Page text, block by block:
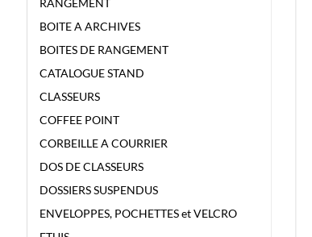
RANGEMENT
BOITE A ARCHIVES
BOITES DE RANGEMENT
CATALOGUE STAND
CLASSEURS
COFFEE POINT
CORBEILLE A COURRIER
DOS DE CLASSEURS
DOSSIERS SUSPENDUS
ENVELOPPES, POCHETTES et VELCRO
CLASSEMENT
ELBA 10 POCH PERFO 20/100 EXTE
LISSE EXTENSIBLE SOUFFLET